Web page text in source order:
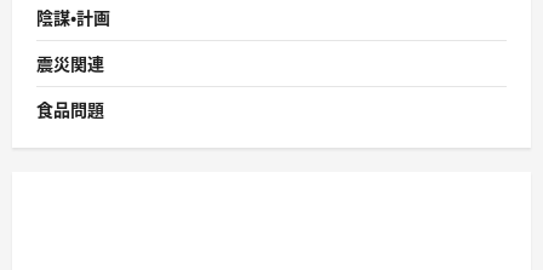
陰謀・計画
震災関連
食品問題